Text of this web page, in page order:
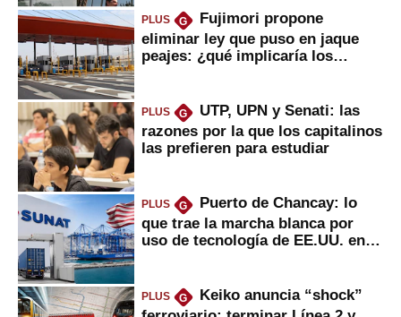
PLUS G
Fujimori propone
eliminar ley que puso en jaque
peajes: ¿qué implicaría los
PLUS G
UTP, UPN y Senati: las
razones por la que los capitalinos
las prefieren para estudiar
PLUS G
Puerto de Chancay: lo
que trae la marcha blanca por
uso de tecnología de EE.UU. en
PLUS G
Keiko anuncia “shock”